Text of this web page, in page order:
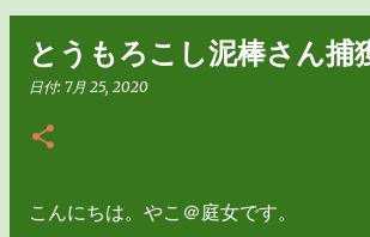
とうもろこし泥棒さん捕
日付: 7月 25, 2020
こんにちは。やこ＠庭女です。